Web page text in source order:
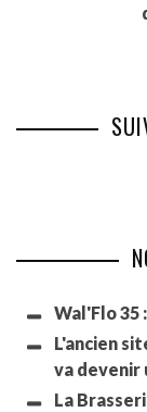
Wal'Flo 35
L'ancien
va devenir
La